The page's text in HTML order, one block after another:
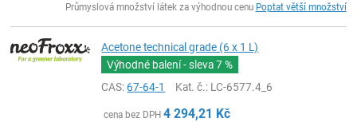
Průmyslová množství látek za výhodnou cenu Poptat větší množství
Acetone technical grade (6 x 1 L)
Výhodné balení - sleva7 %
CAS:67-64-1 Kat. č.: LC-6577.4_6
cena bez DPH 4 294,21 Kč